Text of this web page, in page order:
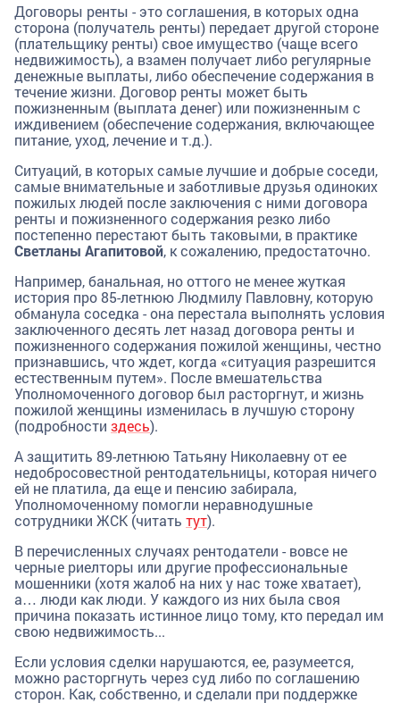
Договоры ренты - это соглашения, в которых одна
сторона (получатель ренты) передает другой стороне
(плательщику ренты) свое имущество (чаще всего
недвижимость), а взамен получает либо регулярные
денежные выплаты, либо обеспечение содержания в
течение жизни. Договор ренты может быть
пожизненным (выплата денег) или пожизненным с
иждивением (обеспечение содержания, включающее
питание, уход, лечение и т.д.).
Ситуаций, в которых самые лучшие и добрые соседи,
самые внимательные и заботливые друзья одиноких
пожилых людей после заключения с ними договора
ренты и пожизненного содержания резко либо
постепенно перестают быть таковыми, в практике
Светланы Агапитовой, к сожалению, предостаточно.
Например, банальная, но оттого не менее жуткая
история про 85-летнюю Людмилу Павловну, которую
обманула соседка - она перестала выполнять условия
заключенного десять лет назад договора ренты и
пожизненного содержания пожилой женщины, честно
признавшись, что ждет, когда «ситуация разрешится
естественным путем». После вмешательства
Уполномоченного договор был расторгнут, и жизнь
пожилой женщины изменилась в лучшую сторону
(подробности здесь).
А защитить 89-летнюю Татьяну Николаевну от ее
недобросовестной рентодательницы, которая ничего
ей не платила, да еще и пенсию забирала,
Уполномоченному помогли неравнодушные
сотрудники ЖСК (читать тут).
В перечисленных случаях рентодатели - вовсе не
черные риелторы или другие профессиональные
мошенники (хотя жалоб на них у нас тоже хватает),
а… люди как люди. У каждого из них была своя
причина показать истинное лицо тому, кто передал им
свою недвижимость...
Если условия сделки нарушаются, ее, разумеется,
можно расторгнуть через суд либо по соглашению
сторон. Как, собственно, и сделали при поддержке